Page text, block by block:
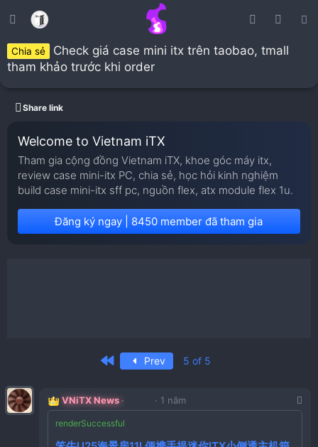
Chia sẻ
Check giá case mini itx trên taobao, tmall
tham khảo trước khi order
Share link
Welcome to Vietnam iTX
Tham gia cộng đồng Vietnam iTX, khoe góc máy itx,
review case mini-itx PC, chia sẻ, học hỏi kinh nghiệm
build case mini-itx sff pc, nguồn flex, atx module flex 1u.
Đăng ký ngay | 8450 member đã tham gia
First Prev 5 of 5
VNiTX News 1 năm